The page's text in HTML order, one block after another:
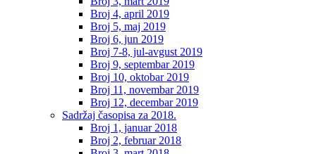
Broj 4, april 2019
Broj 5, maj 2019
Broj 6, jun 2019
Broj 7-8, jul-avgust 2019
Broj 9, septembar 2019
Broj 10, oktobar 2019
Broj 11, novembar 2019
Broj 12, decembar 2019
Sadržaj časopisa za 2018.
Broj 1, januar 2018
Broj 2, februar 2018